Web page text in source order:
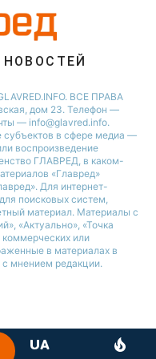
ВСЕ ПРАВА
дом 23. Телефон —
— info@glavred.info.
cубъектов в сфере медиа —
воспроизведение
ГЛАВРЕД, в каком-
«Главред»
Для интернет-
поисковых систем,
материал. Материалы с
«Актуально», «Точка
или
в материалах в
мнением редакции.